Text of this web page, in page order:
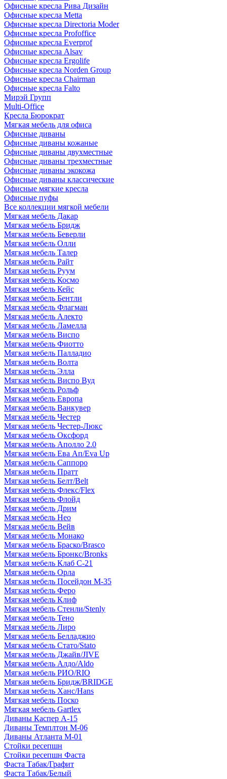
Офисные кресла Рива Дизайн
Офисные кресла Metta
Офисные кресла Directoria Moder
Офисные кресла Profoffice
Офисные кресла Everprof
Офисные кресла Alsav
Офисные кресла Ergolife
Офисные кресла Norden Group
Офисные кресла Chairman
Офисные кресла Falto
Мирэй Групп
Multi-Office
Кресла Бюрократ
Мягкая мебель для офиса
Офисные диваны
Офисные диваны кожаные
Офисные диваны двухместные
Офисные диваны трехместные
Офисные диваны экокожа
Офисные диваны классические
Офисные мягкие кресла
Офисные пуфы
Все коллекции мягкой мебели
Мягкая мебель Дакар
Мягкая мебель Бридж
Мягкая мебель Беверли
Мягкая мебель Олли
Мягкая мебель Талер
Мягкая мебель Райт
Мягкая мебель Руум
Мягкая мебель Космо
Мягкая мебель Кейс
Мягкая мебель Бентли
Мягкая мебель Флагман
Мягкая мебель Алекто
Мягкая мебель Ламелла
Мягкая мебель Виспо
Мягкая мебель Фиотто
Мягкая мебель Палладио
Мягкая мебель Волта
Мягкая мебель Элла
Мягкая мебель Виспо Вуд
Мягкая мебель Рольф
Мягкая мебель Европа
Мягкая мебель Ванкувер
Мягкая мебель Честер
Мягкая мебель Честер-Люкс
Мягкая мебель Оксфорд
Мягкая мебель Аполло 2.0
Мягкая мебель Ева Ап/Eva Up
Мягкая мебель Саппоро
Мягкая мебель Пратт
Мягкая мебель Белт/Belt
Мягкая мебель Флекс/Flex
Мягкая мебель Флойд
Мягкая мебель Дрим
Мягкая мебель Нео
Мягкая мебель Вейв
Мягкая мебель Монако
Мягкая мебель Браско/Brasco
Мягкая мебель Бронкс/Bronks
Мягкая мебель Клаб С-21
Мягкая мебель Орла
Мягкая мебель Посейдон М-35
Мягкая мебель Феро
Мягкая мебель Клиф
Мягкая мебель Стенли/Stenly
Мягкая мебель Тено
Мягкая мебель Лиро
Мягкая мебель Белладжио
Мягкая мебель Стато/Stato
Мягкая мебель Джайв/JIVE
Мягкая мебель Алдо/Aldo
Мягкая мебель РИО/RIO
Мягкая мебель Бридж/BRIDGE
Мягкая мебель Ханс/Hans
Мягкая мебель Поско
Мягкая мебель Gartlex
Диваны Каспер А-15
Диваны Темплтон М-06
Диваны Атланта М-01
Стойки ресепшн
Стойки ресепшн Фаста
Фаста Табак/Графит
Фаста Табак/Белый